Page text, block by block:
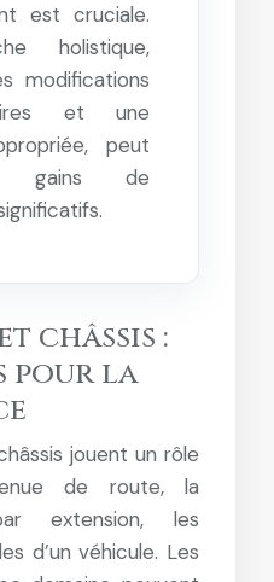
est cruciale.
holistique,
modifications
et une
peut
gains de
châssis :
pour la
jouent un rôle
de route, la
extension, les
d’un véhicule. Les